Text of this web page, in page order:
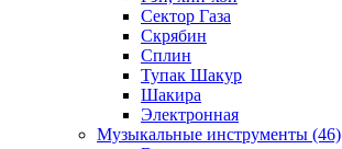
Сектор Газа
Скрябин
Сплин
Тупак Шакур
Шакира
Электронная
Музыкальные инструменты (46)